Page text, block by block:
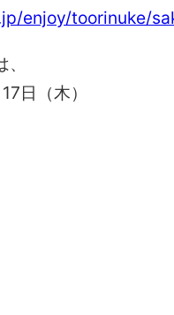
enjoy/toorinuke/
日（木）